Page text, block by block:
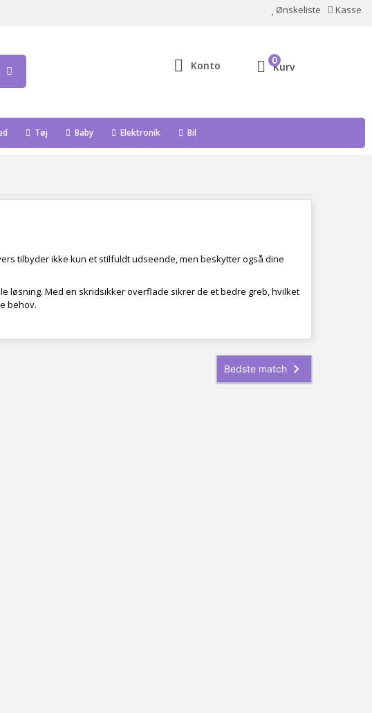
Ønskeliste Kasse
Konto Kurv
0
Tøj Baby Elektronik Bil
tilbyder ikke kun et stilfuldt udseende, men beskytter også dine
løsning. Med en skridsikker overflade sikrer de et bedre greb, hvilket
behov.